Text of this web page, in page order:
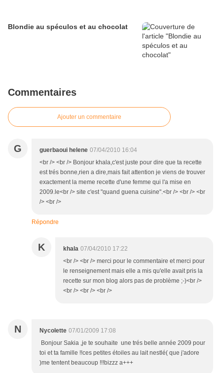
Blondie au spéculos et au chocolat
Commentaires
Ajouter un commentaire
G guerbaoui helene 07/04/2010 16:04
<br /> <br /> Bonjour khala,c'est juste pour dire que ta recette
est trés bonne,rien a dire,mais fait attention je viens de trouver
exactement la meme recette d'une femme qui l'a mise en
2009.le<br /> site c'est "quand guena cuisine".<br /> <br /> <br
/> <br />
Répondre
K khala 07/04/2010 17:22
<br /> <br /> merci pour le commentaire et merci pour
le renseignement mais elle a mis qu'elle avait pris la
recette sur mon blog alors pas de problème ;-)<br />
<br /> <br /> <br />
N Nycolette 07/01/2009 17:08
Bonjour Sakia ,je te souhaite une trés belle année 2009 pour
toi et ta famille !!ces petites étoiles au lait nestlé( que j'adore
)me tentent beaucoup !!!bizzz a+++